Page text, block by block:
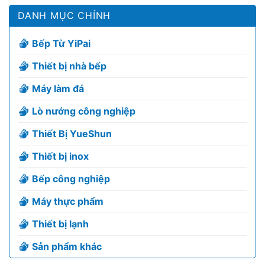
DANH MỤC CHÍNH
Bếp Từ YiPai
Thiết bị nhà bếp
Máy làm đá
Lò nướng công nghiệp
Thiết Bị YueShun
Thiết bị inox
Bếp công nghiệp
Máy thực phẩm
Thiết bị lạnh
Sản phẩm khác